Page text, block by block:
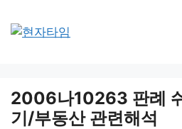
2006나10263 판례
기/부동산 관련해석